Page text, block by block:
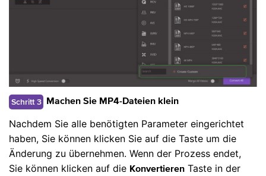
Schritt 3 Machen Sie MP4-Dateien klein
Nachdem Sie alle benötigten Parameter eingerichtet
haben, Sie können klicken Sie auf die Taste um die
Änderung zu übernehmen. Wenn der Prozess endet,
Sie können klicken auf die Konvertieren Taste in der